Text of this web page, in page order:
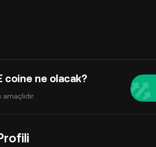
coine ne olacak?